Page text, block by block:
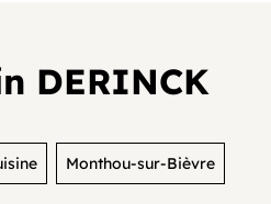
DERINCK
Monthou-sur-Bièvre